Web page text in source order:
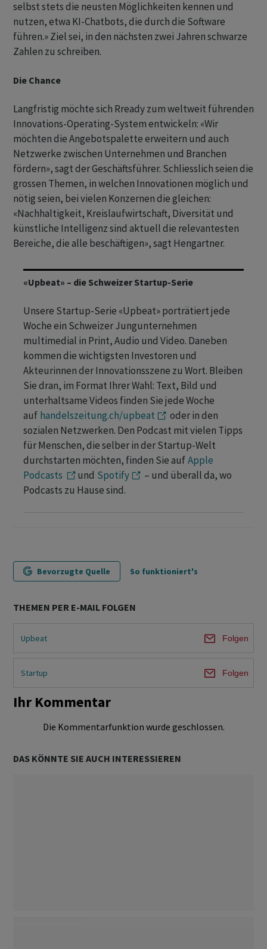
selbst stets die neusten Möglichkeiten kennen und
nutzen, etwa KI-Chatbots, die durch die Software
führen.» Ziel sei, in den nächsten zwei Jahren schwarze
Zahlen zu schreiben.
Die Chance
Langfristig möchte sich Rready zum weltweit führenden
Innovations-Operating-System entwickeln: «Wir
möchten die Angebotspalette erweitern und auch
Netzwerke zwischen Unternehmen und Branchen
fördern», sagt der Geschäftsführer. Schliesslich seien die
grossen Themen, in welchen Innovationen möglich und
nötig seien, bei vielen Konzernen die gleichen:
«Nachhaltigkeit, Kreislaufwirtschaft, Diversität und
künstliche Intelligenz sind aktuell die relevantesten
Bereiche, die alle beschäftigen», sagt Hengartner.
«Upbeat» – die Schweizer Startup-Serie
Unsere Startup-Serie «Upbeat» porträtiert jede
Woche ein Schweizer Jungunternehmen
multimedial in Print, Audio und Video. Daneben
kommen die wichtigsten Investoren und
Akteurinnen der Innovationsszene zu Wort. Bleiben
Sie dran, im Format Ihrer Wahl: Text, Bild und
unterhaltsame Videos finden Sie jede Woche
auf handelszeitung.ch/upbeat
oder in den
sozialen Netzwerken. Den Podcast mit vielen Tipps
für Menschen, die selber in der Startup-Welt
durchstarten möchten, finden Sie aufApple
Podcasts
und Spotify
– und überall da, wo
Podcasts zu Hause sind.
Bevorzugte Quelle So funktioniert's
THEMEN PER E-MAIL FOLGEN
Upbeat Folgen
Startup Folgen
Ihr Kommentar
Die Kommentarfunktion wurde geschlossen.
DAS KÖNNTE SIE AUCH INTERESSIEREN